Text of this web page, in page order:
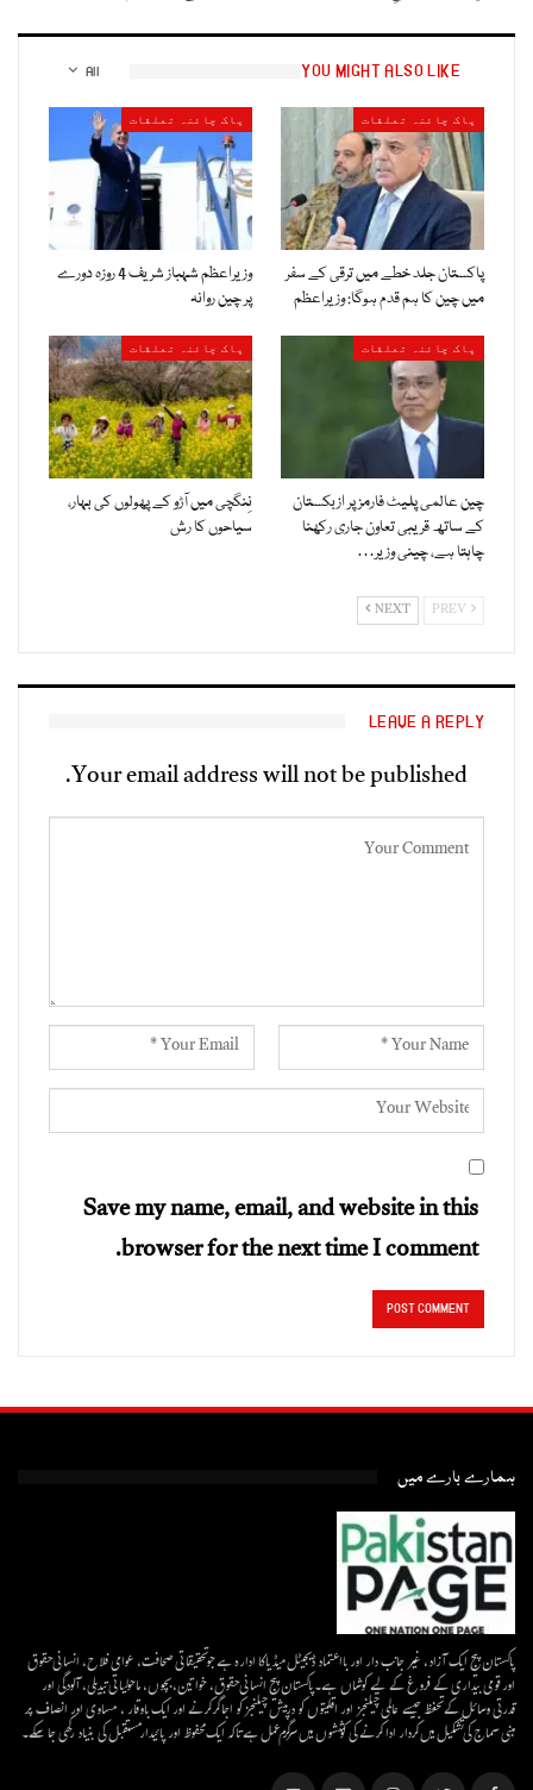
All YOU MIGHT ALSO LIKE
پاک چائنہ تعلقات
پاکستان جلد خطے میں ترقی کے سفر
میں چین کا ہم قدم ہوگا: وزیراعظم
پاک چائنہ تعلقات
وزیراعظم شہباز شریف 4 روزہ دورے
پر چین روانہ
پاک چائنہ تعلقات
چین عالمی پلیٹ فارمز پر ازبکستان
کے ساتھ قریبی تعاون جاری رکھنا
چاہتا ہے، چینی وزیر…
پاک چائنہ تعلقات
نِنگچی میں آڑو کے پھولوں کی بہار،
سیاحوں کا رش
NEXT
LEAVE A REPLY
Your email address will not be published.
Save my name, email, and website in this
browser for the next time I comment.
ہمارے بارے میں
پاکستان پیج ایک آزاد، غیر جانب دار اور بااعتماد ڈیجیٹل میڈیاکا ادارہ ہے جو تحقیقاتی صحافت، عوامی فلاح، انسانی حقوق
اور قومی بیداری کے فروغ کے لیے کوشاں ہے۔پاکستان پیج انسانی حقوق، خواتین، بچوں، ماحولیاتی تبدیلی، آلودگی اور
قدرتی وسائل کے تحفظ جیسے عالمی چیلنجز اور اقلیتوں کو درپیش چیلنجز کو اجاگر کرنے اور ایک باوقار ، مساوی اور انصاف پر
مبنی سماج کی تشکیل میں کردار ادا کرنے کی کوششوں میں سرگرم عمل ہےتاکہ ایک محفوظ اور پائیدار مستقبل کی بنیاد رکھی جا سکے۔